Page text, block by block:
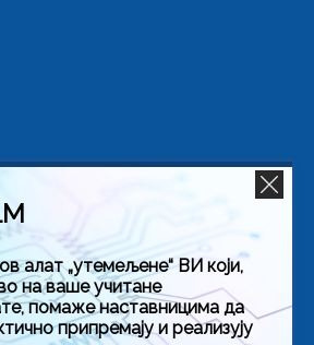
алат „утемељене“ ВИ који,
на ваше учитане
помаже наставницима да
припремају и реализују